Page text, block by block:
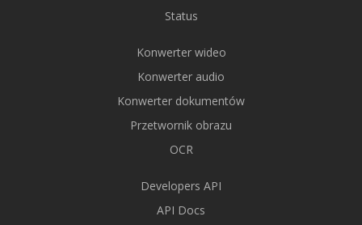
Status
Konwerter wideo
Konwerter audio
Konwerter dokumentów
Przetwornik obrazu
OCR
Developers API
API Docs